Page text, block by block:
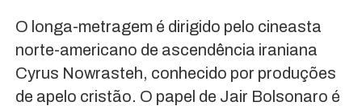
O longa-metragem é dirigido pelo cineasta
norte-americano de ascendência iraniana
Cyrus Nowrasteh, conhecido por produções
de apelo cristão. O papel de Jair Bolsonaro é